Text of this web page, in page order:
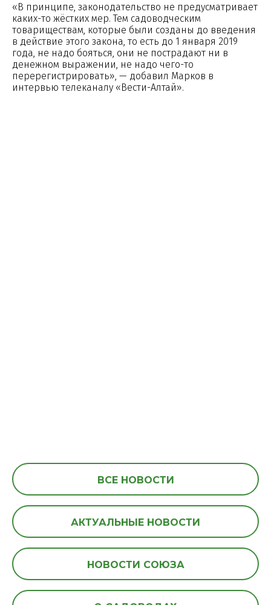
«В принципе, законодательство не предусматривает
каких-то жёстких мер. Тем садоводческим
товариществам, которые были созданы до введения
в действие этого закона, то есть до 1 января 2019
года, не надо бояться, они не пострадают ни в
денежном выражении, не надо чего-то
перерегистрировать», — добавил Марков в
интервью телеканалу «Вести-Алтай».
ВСЕ НОВОСТИ
АКТУАЛЬНЫЕ НОВОСТИ
НОВОСТИ СОЮЗА